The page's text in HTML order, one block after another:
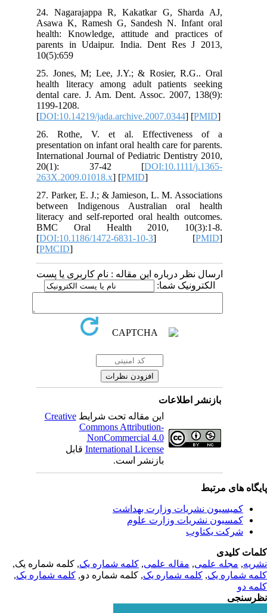
24. Nagarajappa R, Kakatkar G, Sharda AJ,
Asawa K, Ramesh G, Sandesh N. Infant oral
health: Knowledge, attitude and practices of
parents in Udaipur. India. Dent Res J 2013,
10(5):659
25. Jones, M; Lee, J.Y.; & Rosier, R.G.. Oral
health literacy among adult patients seeking
dental care. J. Am. Dent. Assoc. 2007, 138(9):
1199-1208.
[DOI:10.14219/jada.archive.2007.0344] [PMID
26. Rothe, V. et al. Effectiveness of a
presentation on infant oral health care for parents.
International Journal of Pediatric Dentistry 2010,
20(1): 37-42 [DOI:10.1111/j.1365-
263X.2009.01018.x] [PMID
27. Parker, E. J.; & Jamieson, L. M. Associations
between Indigenous Australian oral health
literacy and self-reported oral health outcomes.
BMC Oral Health 2010, 10(3):1-8.
[DOI:10.1186/1472-6831-10-3 ] [PMID
[PMCID
ارسال نظر درباره این مقاله : نام کاربری یا پست
الکترونیک شما:
بازنشر اطلاعات
این مقاله تحت شرایطCreative
Commons Attribution-
NonCommercial 4.0
International Licenseقابل
بازنشر است.
های مرتبط
کمیسیون نشریات وزارت بهداشت
کمسیون نشریات وزارت علوم
شرکت یکتاوب
کلیدی
,مجله علمی, مقاله علمی, کلمه شماره یک, کلمه شماره یک,
شماره یک,کلمه شماره یک, کلمه شماره دو,کلمه شماره یک,
دو